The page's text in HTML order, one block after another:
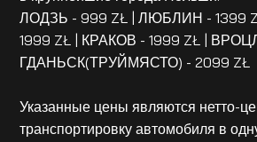
ЛОДЗЬ - 999 ZŁ | ЛЮБЛИН - 1399
1999 ZŁ | КРАКОВ - 1999 ZŁ |
ГДАНЬСК(ТРУЙМЯСТО) - 2099 ZŁ
Указанные цены являются нетто-
транспортировку автомобиля в